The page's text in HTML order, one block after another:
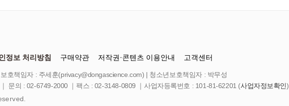
정보 처리방침 구매약관 저작권·콘텐츠 이용안내 고객센터
호책임자 : 주세훈(privacy@dongascience.com) | 청소년보호책임자 : 박무성
문의 : 02-6749-2000 ｜팩스 : 02-3148-0809 ｜사업자등록번호 : 101-81-62201 (사업자정보확인)